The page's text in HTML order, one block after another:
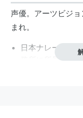
声優。アーツビジ
まれ。
日本ナレーショ
務所に所属。